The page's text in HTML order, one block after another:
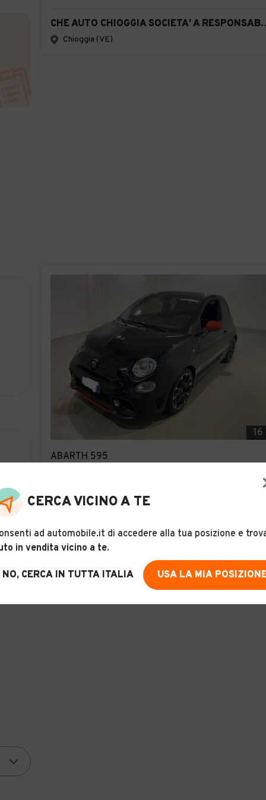
CHE AUTO CHIOGGIA
Chioggia (VE)
16
ABARTH 595
Chioggia (VE)
Vuoi essere avvisato appena saranno disponibili
queste caratteristiche?
CERCA VICINO A TE
ad automobile.it di accedere alla tua posizione e
in vendita vicino a te.
NO, CERCA IN TUTTA ITALIA USA LA MIA